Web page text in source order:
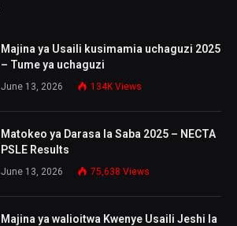
Majina ya Usaili kusimamia uchaguzi 2025
– Tume ya uchaguzi
June 13, 2026 134K Views
Matokeo ya Darasa la Saba 2025 – NECTA
PSLE Results
June 13, 2026 75,638 Views
Majina ya walioitwa Kwenye Usaili Jeshi la